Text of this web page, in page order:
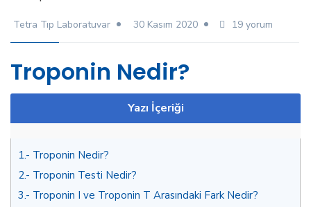
Tetra Tıp Laboratuvar 30 Kasım 2020
Troponin
19 yorum
Troponin Nedir?
Yazı İçeriği
1. Troponin Nedir?
2. Troponin Testi Nedir?
3. Troponin I ve Troponin T Arasındaki Fark Nedir?